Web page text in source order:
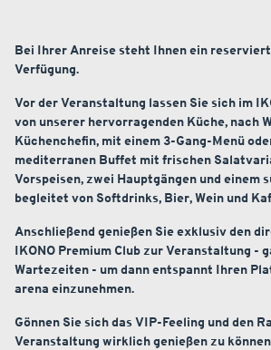
Bei Ihrer Anreise steht Ihnen ein
Verfügung.
Vor der Veranstaltung lassen Sie sich im
von unserer hervorragenden Küche, nach
Küchenchefin, mit einem 3-Gang-Menü
mediterranen Buffet mit frischen
Vorspeisen, zwei Hauptgängen und einem
begleitet von Softdrinks, Bier, Wein und
Anschließend genießen Sie exklusiv den
IKONO Premium Club zur Veranstaltung -
Wartezeiten - um dann entspannt Ihren
arena einzunehmen.
Gönnen Sie sich das VIP-Feeling und den
Veranstaltung wirklich genießen zu